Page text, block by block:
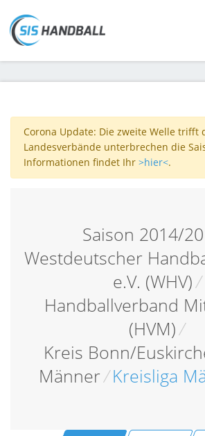
Corona Update: Die zweite Welle trifft
Landesverbände unterbrechen die
Informationen findet Ihr >hier<.
Saison 2014/
Westdeutscher
e.V. (WHV)/
Handballverband
(HVM)/
Kreis Bonn/
Männer/Kreisliga